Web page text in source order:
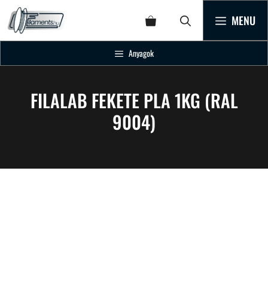
MENU
Anyagok
FILALAB FEKETE PLA 1KG (RAL
9004)